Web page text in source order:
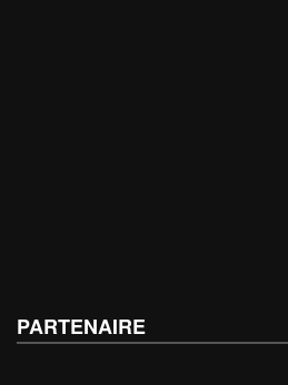
PARTENAIRE